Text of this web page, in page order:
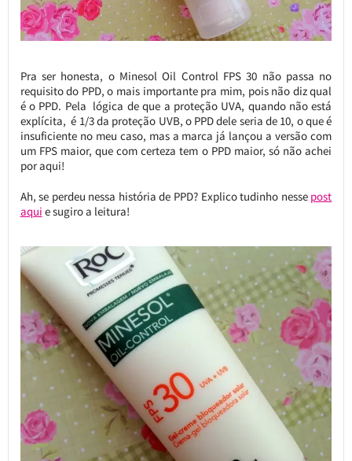
Pra ser honesta, o Minesol Oil Control FPS 30 não passa no
requisito do PPD, o mais importante pra mim, pois não diz qual
é o PPD. Pela lógica de que a proteção UVA, quando não está
explícita, é 1/3 da proteção UVB, o PPD dele seria de 10, o que é
insuficiente no meu caso, mas a marca já lançou a versão com
um FPS maior, que com certeza tem o PPD maior, só não achei
por aqui!
Ah, se perdeu nessa história de PPD? Explico tudinho nesse post
aqui e sugiro a leitura!